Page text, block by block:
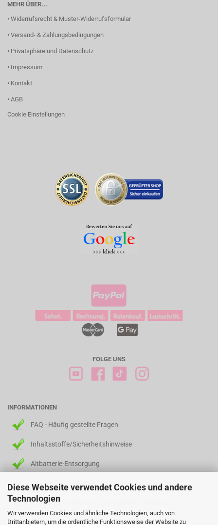
Diese Webseite verwendet Cookies und andere
Technologien
Wir verwenden Cookies und ähnliche Technologien, auch von
Drittanbietern, um die ordentliche Funktionsweise der Website zu
MEHR ÜBER...
• Widerrufsrecht & Muster-Widerrufsformular
• Versand- & Zahlungsbedingungen
• Privatsphäre und Datenschutz
• Impressum
• Kontakt
• AGB
Cookie Einstellungen
FOLGE UNS
INFORMATIONEN
FAQ - Häufig gestellte Fragen
Inhaltsstoffe/Sicherheitshinweise
Altbatterie-Entsorgung
Versandkostenfrei ab 100,- EUR Warenwert
Nur für professionellen, gewerblichen Gebrauch